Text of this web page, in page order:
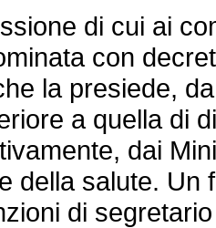
di cui ai
con
la presiede,
a quella di
dai
della salute.
di